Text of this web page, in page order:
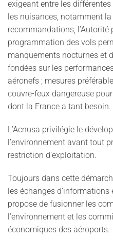
exigeant entre les
les nuisances, notamment
recommandations,
programmation des vols
manquements nocturnes et
fondées sur les
aéronefs ; mesures
couvre-feux dangereuse
dont la France a tant besoin.
L’Acnusa privilégie le
l’environnement avant tout
restriction d’exploitation.
Toujours dans cette
les échanges d’informations
propose de fusionner les
l’environnement et les
économiques des aéroports.